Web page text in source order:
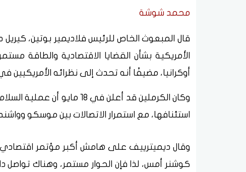
محمد شوشة
قال المبعوث الخاص للرئيس فلاديمير بوتين،
الأمريكية بشأن القضايا الاقتصادية
أوكرانيا، مضيفًا أنه تحدث إلى نظرائه الأمريكيين
وكان الكرملين قد أعلن في
استئنافها، مع استمرار الاتصالات بين موسكو
وقال ديميترييف على هامش أكبر مؤتمر
كوشنر أمس، لذا فإن الحوار مستمر، وهناك تواصل